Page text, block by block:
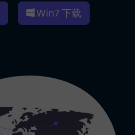
Win7 下载